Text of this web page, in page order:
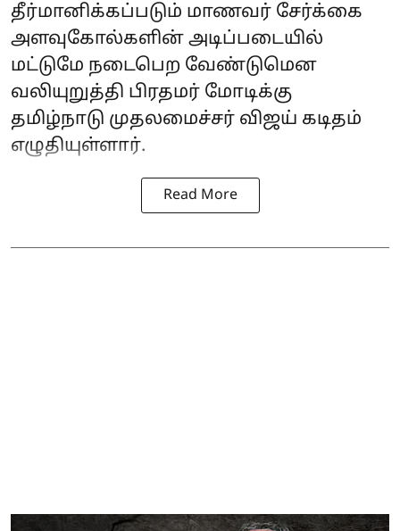
தீர்மானிக்கப்படும் மாணவர் சேர்க்கை
அளவுகோல்களின் அடிப்படையில்
மட்டுமே நடைபெற வேண்டுமென
வலியுறுத்தி பிரதமர் மோடிக்கு
தமிழ்நாடு முதலமைச்சர் விஜய் கடிதம்
எழுதியுள்ளார்.
Read More